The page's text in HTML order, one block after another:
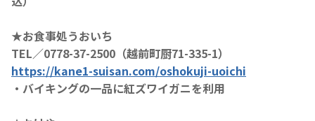
★お食事処うおいち
TEL／0778-37-2500（越前町厨71-335-1）
https://kane1-suisan.com/oshokuji-uoichi
・バイキングの一品に紅ズワイガニを利用